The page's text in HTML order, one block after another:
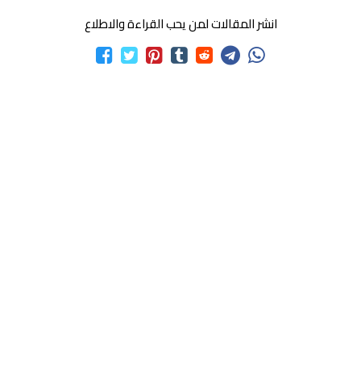
انشر المقالات لمن يحب القراءة والاطلاع